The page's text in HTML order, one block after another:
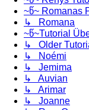
~წ~ Romanas
↳ Romana
~წ~Tutorial
↳ Older
↳ Noémi
↳ Jemima
↳ Auvian
↳ Arimar
↳ Joanne